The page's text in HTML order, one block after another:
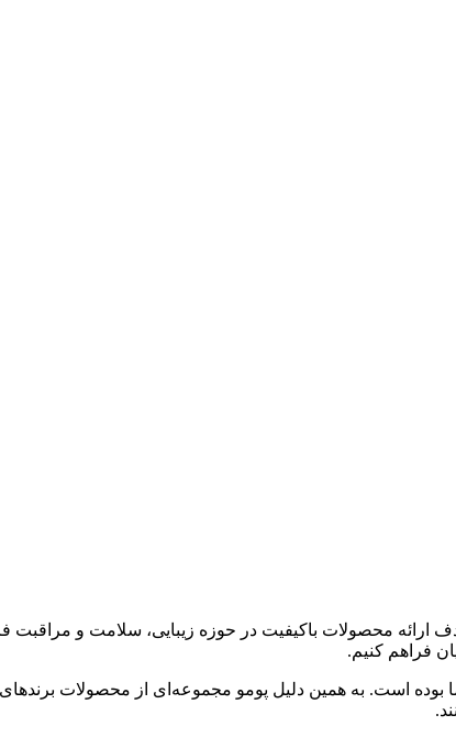
ارائه محصولات باکیفیت در حوزه زیبایی، سلامت و مراقبت
فراهم کنیم.
بوده است. به همین دلیل پومو مجموعه‌ای از محصولات